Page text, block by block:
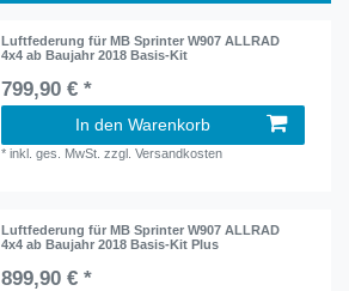
Luftfederung für MB Sprinter W907 ALLRAD
4x4 ab Baujahr 2018 Basis-Kit
799,90 € *
In den Warenkorb
*inkl. ges. MwSt. zzgl.Versandkosten
Luftfederung für MB Sprinter W907 ALLRAD
4x4 ab Baujahr 2018 Basis-Kit Plus
899,90 € *